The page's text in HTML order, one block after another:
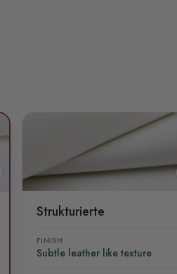
Strukturierte
FINISH
Subtle leather like texture